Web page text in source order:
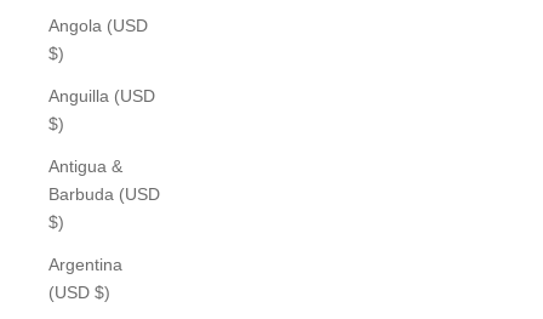
Angola (USD
$)
Anguilla (USD
$)
Antigua &
Barbuda (USD
$)
Argentina
(USD $)